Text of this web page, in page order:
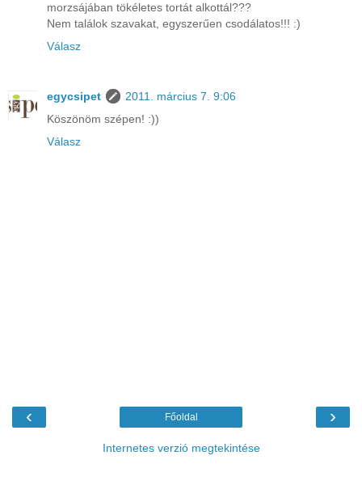
morzsájában tökéletes tortát alkottál???
Nem találok szavakat, egyszerűen csodálatos!!! :)
Válasz
egycsipet
2011. március 7. 9:06
Köszönöm szépen! :))
Válasz
‹ ›
Főoldal
Internetes verzió megtekintése